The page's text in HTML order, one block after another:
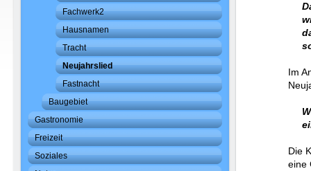
Fachwerk2
Hausnamen
Tracht
Neujahrslied
Fastnacht
Baugebiet
Gastronomie
Freizeit
Soziales
wir
so
Im
ein
Die
eine